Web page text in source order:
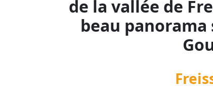
de la vallée de
beau